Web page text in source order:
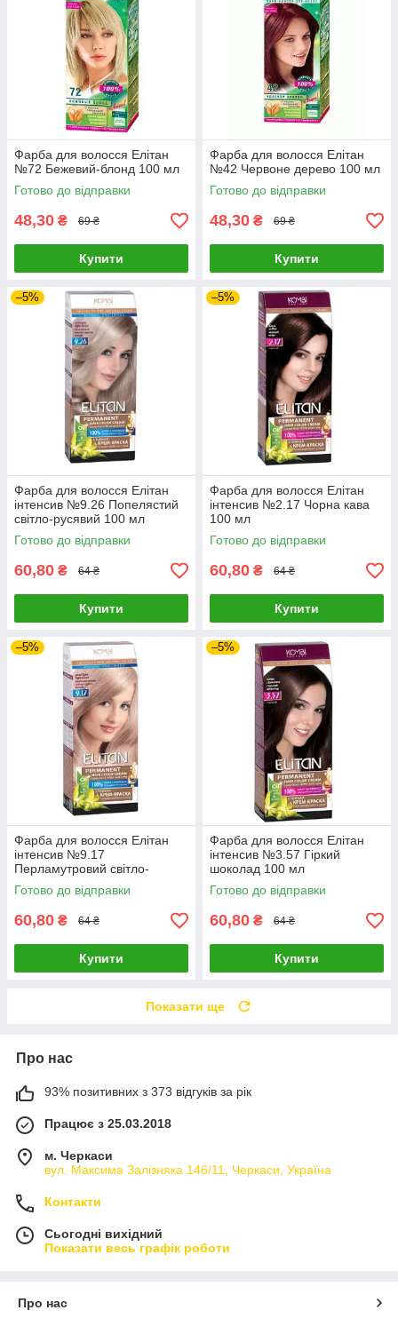
Фарба для волосся Елітан
№72 Бежевий-блонд 100 мл
Готово до відправки
48,30 ₴ 69 ₴
Купити
Фарба для волосся Елітан
№42 Червоне дерево 100 мл
Готово до відправки
48,30 ₴ 69 ₴
Купити
–5%
Фарба для волосся Елітан
інтенсив №9.26 Попелястий
світло-русявий 100 мл
Готово до відправки
60,80 ₴ 64 ₴
Купити
–5%
Фарба для волосся Елітан
інтенсив №2.17 Чорна кава
100 мл
Готово до відправки
60,80 ₴ 64 ₴
Купити
–5%
Фарба для волосся Елітан
інтенсив №9.17
Перламутровий світло-
русявий 100 мл
Готово до відправки
60,80 ₴ 64 ₴
Купити
–5%
Фарба для волосся Елітан
інтенсив №3.57 Гіркий
шоколад 100 мл
Готово до відправки
60,80 ₴ 64 ₴
Купити
Показати ще
Про нас
93% позитивних з 373 відгуків за рік
Працює з 25.03.2018
м. Черкаси
вул. Максима Залізняка 146/11, Черкаси, Україна
Контакти
Сьогодні вихідний
Показати весь графік роботи
Про нас